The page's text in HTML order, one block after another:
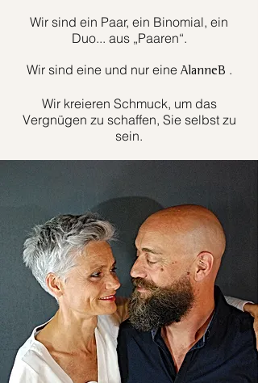
Wir sind ein Paar, ein Binomial, ein
Duo... aus „Paaren“.
Wir sind eine und nur eine AlanneB .
Wir kreieren Schmuck, um das
Vergnügen zu schaffen, Sie selbst zu
sein.